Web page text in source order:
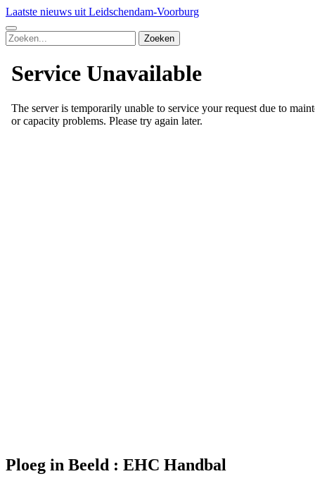
Laatste nieuws uit Leidschendam-Voorburg
Zoeken
Ploeg in Beeld : EHC Handbal